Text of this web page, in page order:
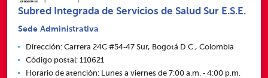
Subred Integrada de Servicios de Salud Sur E.S.E.
Sede Administrativa
Dirección: Carrera 24C #54‑47 Sur, Bogotá D.C., Colombia
Código postal: 110621
Horario de atención: Lunes a viernes de 7:00 a.m. ‑ 4:00 p.m.